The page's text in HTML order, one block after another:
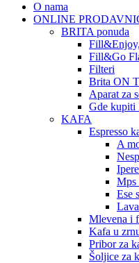
O nama
ONLINE
BRITA ponuda
Fill&Go
Filteri
Brita ON
Aparat za
Gde kupiti
KAFA
Espresso
A
Mps
Ese
Mlevena i
Kafa u
Pribor za
Šoljice za